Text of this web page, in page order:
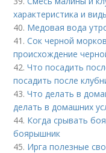
характеристика и
40. Медовая вода
41.Сок черной
происхождение
42.Что посадить
посадить после
43.Что делать в
делать в домашних
44. Когда срывать
боярышник
45. Ирга полезные